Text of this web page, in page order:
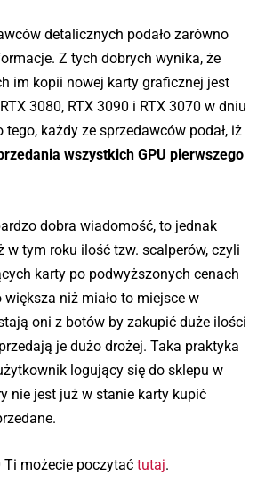
detalicznych podało zarówno
Z tych dobrych wynika, że
im kopii nowej karty graficznej jest
3080, RTX 3090 i RTX 3070 w dniu
tego, każdy ze sprzedawców podał, iż
wszystkich GPU pierwszego
dobra wiadomość, to jednak
w tym roku ilość tzw. scalperów, czyli
karty po podwyższonych cenach
większa niż miało to miejsce w
oni z botów by zakupić duże ilości
je dużo drożej. Taka praktyka
logujący się do sklepu w
nie jest już w stanie karty kupić
Ti możecie poczytać tutaj.